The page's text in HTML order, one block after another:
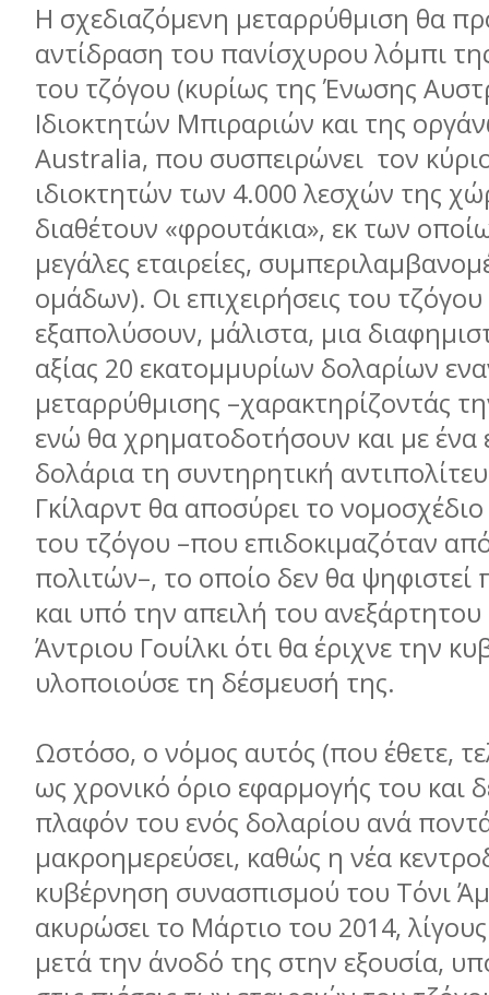
Η σχεδιαζόµενη µεταρρύθµιση θα
αντίδραση του πανίσχυρου λόµπι
του τζόγου (κυρίως της Ένωσης
Ιδιοκτητών Μπιραριών και της
Australia, που συσπειρώνει τον
ιδιοκτητών των 4.000 λεσχών της
διαθέτουν «φρουτάκια», εκ των
µεγάλες εταιρείες,
οµάδων). Οι επιχειρήσεις του
εξαπολύσουν, µάλιστα, µια
αξίας 20 εκατοµµυρίων δολαρίων
µεταρρύθµισης –χαρακτηρίζοντάς
ενώ θα χρηµατοδοτήσουν και µε ένα
δολάρια τη συντηρητική
Γκίλαρντ θα αποσύρει το
του τζόγου –που επιδοκιµαζόταν
πολιτών–, το οποίο δεν θα ψηφιστεί
και υπό την απειλή του
Άντριου Γουίλκι ότι θα έριχνε την
υλοποιούσε τη δέσµευσή της.
Ωστόσο, ο νόµος αυτός (που έθετε,
ως χρονικό όριο εφαρµογής του και
πλαφόν του ενός δολαρίου ανά
µακροηµερεύσει, καθώς η νέα
κυβέρνηση συνασπισµού του Τόνι
ακυρώσει το Μάρτιο του 2014,
µετά την άνοδό της στην εξουσία,